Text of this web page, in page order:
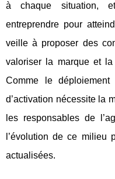
à chaque situation,
entreprendre pour
veille à proposer des
valoriser la marque et la
Comme le
d’activation nécessite la
les responsables de
l’évolution de ce milieu
actualisées.